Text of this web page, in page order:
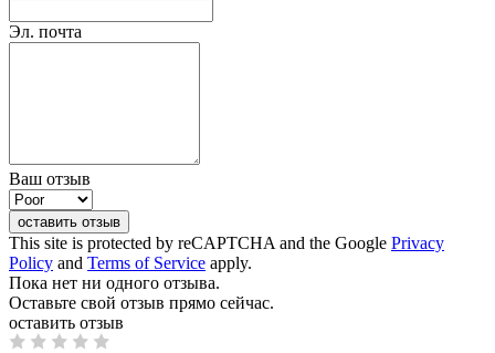
Эл. почта
Ваш отзыв
оставить отзыв
This site is protected by reCAPTCHA and the Google Privacy
Policy and Terms of Service apply.
Пока нет ни одного отзыва.
Оставьте свой отзыв прямо сейчас.
оставить отзыв